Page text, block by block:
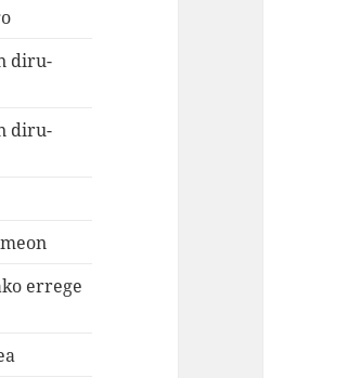
diru-
diru-
errege